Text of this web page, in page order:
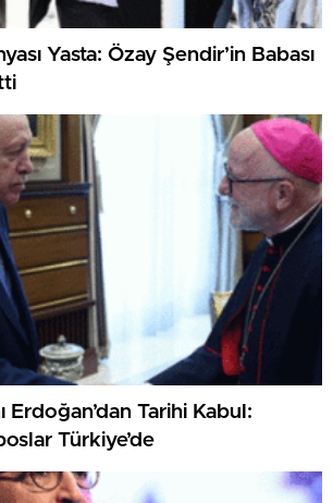
Yasta: Özay Şendir’in Babası
Erdoğan’dan Tarihi Kabul:
Türkiye’de